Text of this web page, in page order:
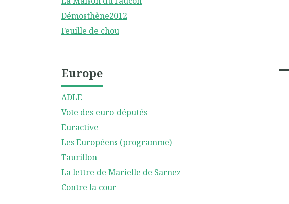
Démosthène2012
Feuille de chou
Europe
ADLE
Vote des euro-députés
Euractive
Les Européens (programme)
Taurillon
La lettre de Marielle de Sarnez
Contre la cour